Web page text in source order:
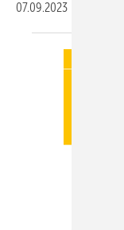
07.09.2023